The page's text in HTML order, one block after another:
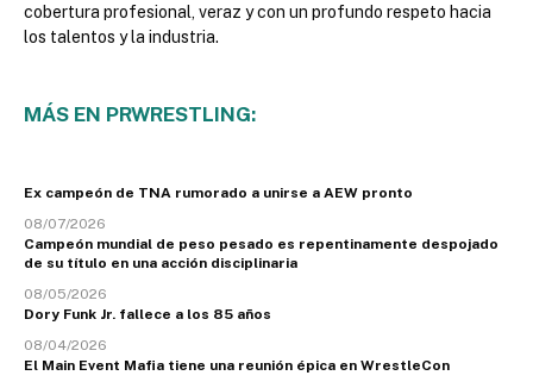
cobertura profesional, veraz y con un profundo respeto hacia
los talentos y la industria.
MÁS EN PRWRESTLING:
Ex campeón de TNA rumorado a unirse a AEW pronto
08/07/2026
Campeón mundial de peso pesado es repentinamente despojado
de su título en una acción disciplinaria
08/05/2026
Dory Funk Jr. fallece a los 85 años
08/04/2026
El Main Event Mafia tiene una reunión épica en WrestleCon